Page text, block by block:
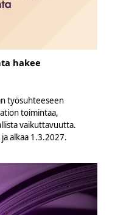
hakee
työsuhteeseen
toimintaa,
vaikuttavuutta.
alkaa 1.3.2027.